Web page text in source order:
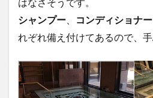
はなさそうです。
シャンプー
コンディショナー
れぞれ備え付けてあるので、